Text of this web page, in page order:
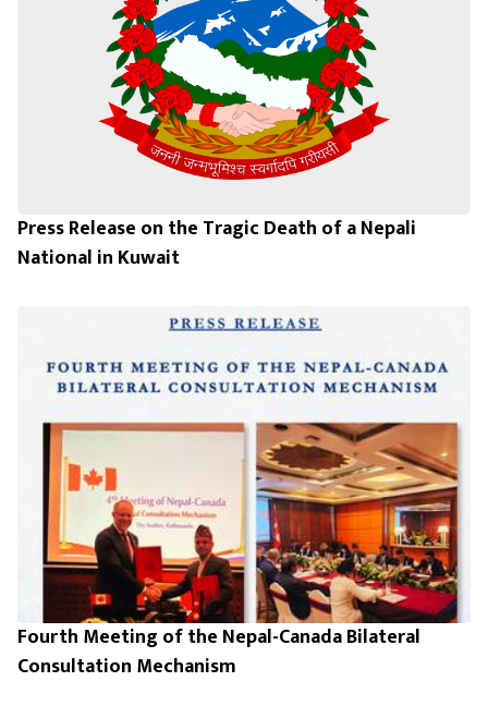
Press Release on the Tragic Death of a Nepali
National in Kuwait
Fourth Meeting of the Nepal-Canada Bilateral
Consultation Mechanism